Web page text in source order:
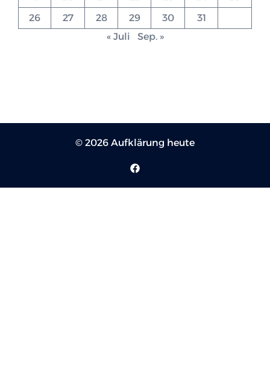
26
27 28 29 30
31
« Juli
Sep. »
© 2026 Aufklärung heute